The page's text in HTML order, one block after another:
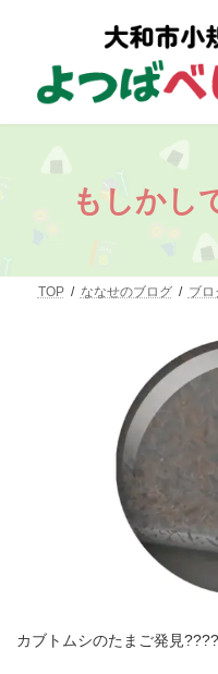
ス
ン
もしかし
TOP ななせのブログ ブロ
カブトムシのたまご発見